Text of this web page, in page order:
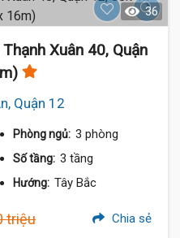
36
Xuân 40, Quận
Quận 12
Phòng ngủ: 3 phòng
Số tầng: 3 tầng
Hướng: Tây Bắc
triệu Chia sẻ